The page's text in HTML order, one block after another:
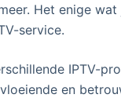
Het enige
service.
IPTV-
en